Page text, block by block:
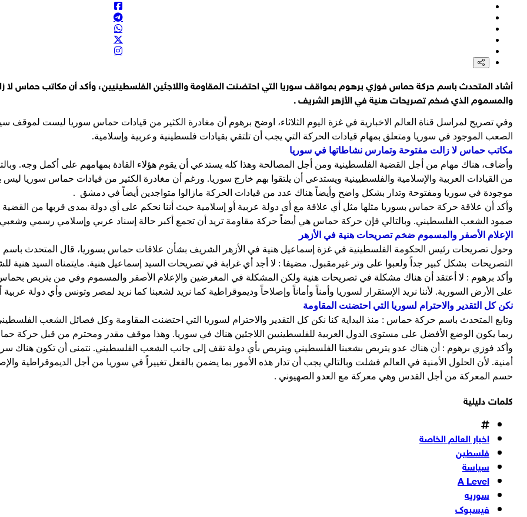
هيئة بث الاحتلال عن مصدر أمني: واشنطن أبلغت "إسرائيل" أن حزب الله لم يخرق وقف إطلاق النار أمس في مجدل زون
رئيس مجلس الشورى الإيراني: استخدام الترهيب والأخبار الكاذبة استراتيجية فاشلة وعلى الطرف الآخر الاعتراف بالحقائق والوفاء بالتزاماته
صحيفة "غلوبس" العبرية: محكمة إيطالية تلغي صفقة لتزويد مطار ليوناردو دا فينشي - فيوميتشينو بالعاصمة روما بنظام رادار "إسرائيلي"
اليمن: المجلس السياسي الأعلى: معادلة "الحصار بالحصار والتصعيد بالتصعيد" أصبحت معادلة ثابتة وراسخة
اليمن: المجلس السياسي الأعلى: نبارك العملية النوعية الواسعة للقوات المسلحة اليمنية ضد تحشيدات النظام السعودي
أشاد المتحدث باسم حركة حماس فوزي برهوم بمواقف سوريا التي احتضنت المقاومة واللاجئين الفلسطينيين، وأكد أن مكاتب حماس لا
والمسموم الذي ضخم تصريحات هنية في الأزهر الشريف .
وفي تصريح لمراسل قناة العالم الاخبارية في غزة اليوم الثلاثاء، اوضح برهوم أن مغادرة الكثير من قيادات حماس سوريا ليست لموقف
الصعب الموجود في سوريا ومتعلق بمهام قيادات الحركة التي يجب أن تلتقي بقيادات فلسطينية وعربية وإسلامية.
مكاتب حماس لا زالت مفتوحة وتمارس نشاطاتها في سوريا
وأضاف، هناك مهام من أجل القضية الفلسطينية ومن أجل المصالحة وهذا كله يستدعي أن يقوم هؤلاء القادة بمهامهم على أكمل وجه.
من القيادات العربية والإسلامية والفلسطيينية ويستدعي أن يلتقوا بهم خارج سوريا. ورغم أن مغادرة الكثير من قيادات حماس
موجودة في سوريا ومفتوحة وتدار بشكل واضح وأيضاً هناك عدد من قيادات الحركة مازالوا متواجدين أيضاً في دمشق .
وأكد أن علاقة حركة حماس بسوريا مثلها مثل أي علاقة مع أي دولة عربية أو إسلامية حيث أننا نحكم على أي دولة بمدى قربها من
صمود الشعب الفلسطيني. وبالتالي فإن حركة حماس هي أيضاً حركة مقاومة تريد أن تجمع أكبر حالة إسناد عربي وإسلامي رسمي وشعبي
الإعلام الأصفر والمسموم ضخم تصريحات هنية في الأزهر
وحول تصريحات رئيس الحكومة الفلسطينية في غزة إسماعيل هنية في الأزهر الشريف بشأن علاقات حماس بسوريا، قال المتحدث
التصريحات بشكل كبير جداً ولعبوا على وتر غيرمقبول. مضيفا : لا أجد أي غرابة في تصريحات السيد إسماعيل هنية. مايتمناه السيد
وأكد برهوم : لا أعتقد أن هناك مشكلة في تصريحات هنية ولكن المشكلة في المغرضين والإعلام الأصفر والمسموم وفي من يتربص بحماس
على الأرض السورية. لأننا نريد الإستقرار لسوريا وأمناً وأماناً وإصلاحاً وديموقراطية كما نريد لشعبنا كما نريد لمصر وتونس وأي دولة عربية
نكن كل التقدير والاحترام لسوريا التي احتضنت المقاومة
وتابع المتحدث باسم حركة حماس : منذ البداية كنا نكن كل التقدير والاحترام لسوريا التي احتضنت المقاومة وكل فصائل الشعب
ربما يكون الوضع الأفضل على مستوى الدول العربية للفلسطينيين اللاجئين هناك في سوريا. وهذا موقف مقدر ومحترم من قبل حركة
وأكد فوزي برهوم : أن هناك عدو يتربص بشعبنا الفلسطيني ويتربص بأي دولة تقف إلى جانب الشعب الفلسطيني. نتمنى أن تكون هناك
أمنية. لأن الحلول الأمنية في العالم فشلت وبالتالي يجب أن تدار هذه الأمور بما يضمن بالفعل تغييراً في سوريا من أجل الديموقراطية
حسم المعركة من أجل القدس وهي معركة مع العدو الصهيوني .
كلمات دليلية
اخبار العالم الخاصة
فلسطين
سياسة
A Level
سوريه
فيسبوک